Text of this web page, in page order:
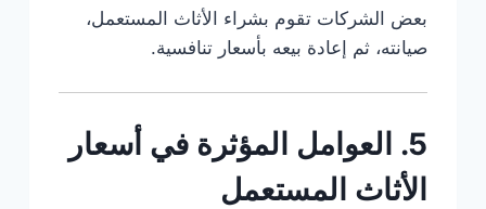
بعض الشركات تقوم بشراء الأثاث المستعمل،
صيانته، ثم إعادة بيعه بأسعار تنافسية.
5. العوامل المؤثرة في أسعار
الأثاث المستعمل